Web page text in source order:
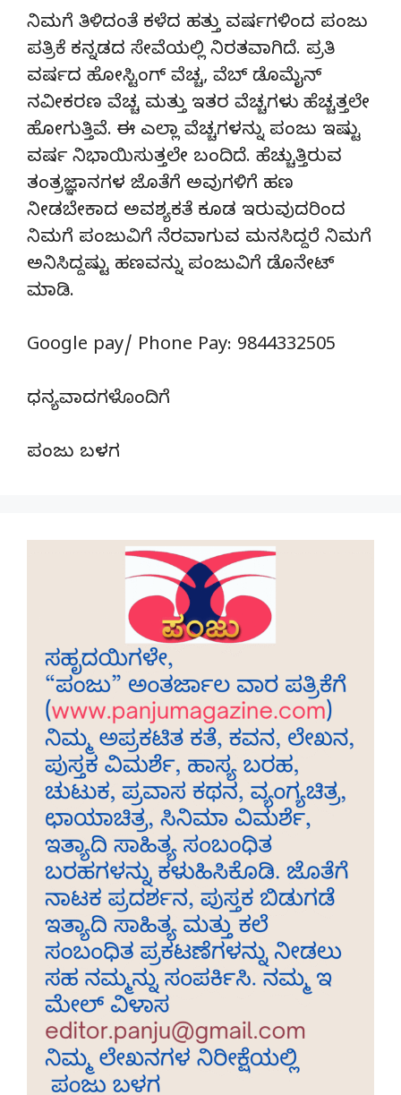
ನಿಮಗೆ ತಿಳಿದಂತೆ ಕಳೆದ ಹತ್ತು ವರ್ಷಗಳಿಂದ ಪಂಜು
ಪತ್ರಿಕೆ ಕನ್ನಡದ ಸೇವೆಯಲ್ಲಿ ನಿರತವಾಗಿದೆ. ಪ್ರತಿ
ವರ್ಷದ ಹೋಸ್ಟಿಂಗ್‌ ವೆಚ್ಚ, ವೆಬ್‌ ಡೊಮೈನ್‌
ನವೀಕರಣ ವೆಚ್ಚ ಮತ್ತು ಇತರ ವೆಚ್ಚಗಳು ಹೆಚ್ಚತ್ತಲೇ
ಹೋಗುತ್ತಿವೆ. ಈ ಎಲ್ಲಾ ವೆಚ್ಚಗಳನ್ನು ಪಂಜು ಇಷ್ಟು
ವರ್ಷ ನಿಭಾಯಿಸುತ್ತಲೇ ಬಂದಿದೆ. ಹೆಚ್ಚುತ್ತಿರುವ
ತಂತ್ರಜ್ಞಾನಗಳ ಜೊತೆಗೆ ಅವುಗಳಿಗೆ ಹಣ
ನೀಡಬೇಕಾದ ಅವಶ್ಯಕತೆ ಕೂಡ ಇರುವುದರಿಂದ
ನಿಮಗೆ ಪಂಜುವಿಗೆ ನೆರವಾಗುವ ಮನಸಿದ್ದರೆ ನಿಮಗೆ
ಅನಿಸಿದ್ದಷ್ಟು ಹಣವನ್ನು ಪಂಜುವಿಗೆ ಡೊನೇಟ್‌
ಮಾಡಿ.
Google pay/ Phone Pay: 9844332505
ಧನ್ಯವಾದಗಳೊಂದಿಗೆ
ಪಂಜು ಬಳಗ